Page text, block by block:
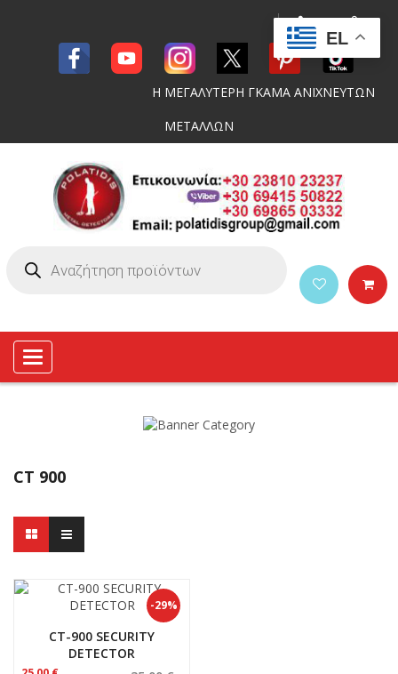
Η ΜΕΓΑΛΥΤΕΡΗ ΓΚΑΜΑ ΑΝΙΧΝΕΥΤΩΝ
ΜΕΤΑΛΛΩΝ
Toggle
navigation
CT 900
-29%
CT-900 SECURITY
DETECTOR
EL